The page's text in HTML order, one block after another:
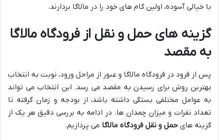
با خیالی آسوده، اولین گام های خود را در مالاگا بردارند.
گزینه های حمل و نقل از فرودگاه مالاگا
به مقصد
پس از فرود در فرودگاه مالاگا و عبور از مراحل ورود، نوبت به انتخاب
بهترین روش برای رسیدن به مقصد می رسد. این انتخاب می تواند
به عوامل مختلفی بستگی داشته باشد، از بودجه و زمان گرفته تا
تعداد نفرات و میزان چمدان ها. در ادامه به بررسی دقیق هر یک از
گزینه های حمل و نقل فرودگاه مالاگا می پردازیم.